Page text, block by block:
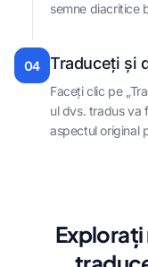
semne diacritice
04 Traduceți și
Faceți clic pe
ul dvs. tradus va
aspectul original
Explorați